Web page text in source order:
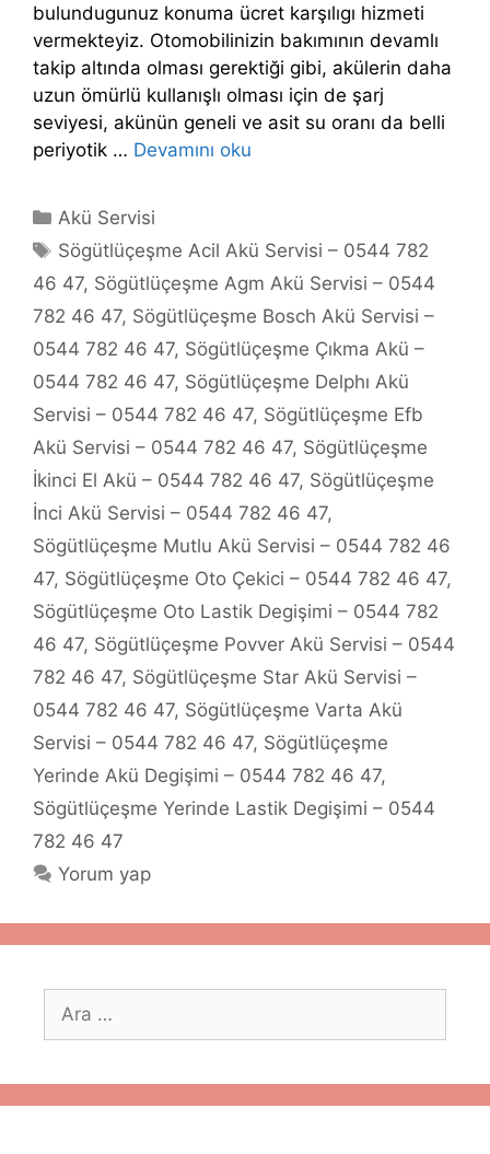
bulundugunuz konuma ücret karşılıgı hizmeti
vermekteyiz. Otomobilinizin bakımının devamlı
takip altında olması gerektiği gibi, akülerin daha
uzun ömürlü kullanışlı olması için de şarj
seviyesi, akünün geneli ve asit su oranı da belli
periyotik … Devamını oku
Kategoriler
Akü Servisi
Etiketler
Sögütlüçeşme Acil Akü Servisi – 0544 782
46 47, Sögütlüçeşme Agm Akü Servisi – 0544
782 46 47, Sögütlüçeşme Bosch Akü Servisi –
0544 782 46 47, Sögütlüçeşme Çıkma Akü –
0544 782 46 47, Sögütlüçeşme Delphı Akü
Servisi – 0544 782 46 47, Sögütlüçeşme Efb
Akü Servisi – 0544 782 46 47, Sögütlüçeşme
İkinci El Akü – 0544 782 46 47, Sögütlüçeşme
İnci Akü Servisi – 0544 782 46 47,
Sögütlüçeşme Mutlu Akü Servisi – 0544 782 46
47, Sögütlüçeşme Oto Çekici – 0544 782 46 47,
Sögütlüçeşme Oto Lastik Degişimi – 0544 782
46 47, Sögütlüçeşme Povver Akü Servisi – 0544
782 46 47, Sögütlüçeşme Star Akü Servisi –
0544 782 46 47, Sögütlüçeşme Varta Akü
Servisi – 0544 782 46 47, Sögütlüçeşme
Yerinde Akü Degişimi – 0544 782 46 47,
Sögütlüçeşme Yerinde Lastik Degişimi – 0544
782 46 47
Yorum yap
ara